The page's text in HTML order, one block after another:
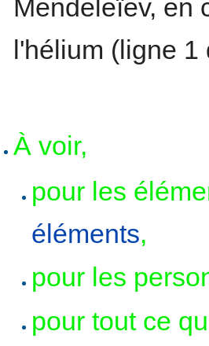
Mendeleïev, en
l'hélium (ligne 1
À voir,
pour les
éléments,
pour les
pour tout ce